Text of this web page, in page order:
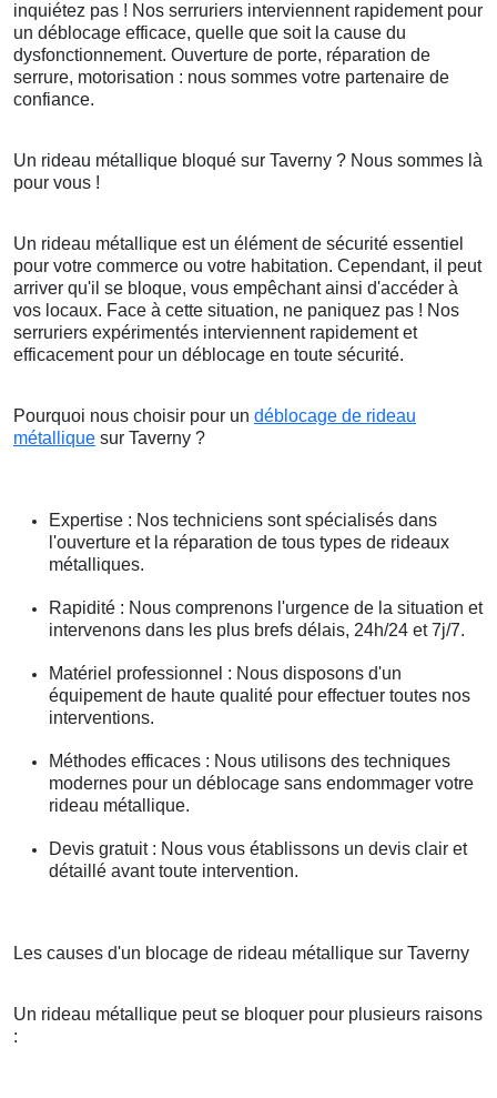
inquiétez pas ! Nos serruriers interviennent rapidement pour
un déblocage efficace, quelle que soit la cause du
dysfonctionnement. Ouverture de porte, réparation de
serrure, motorisation : nous sommes votre partenaire de
confiance.
Un rideau métallique bloqué sur Taverny ? Nous sommes là
pour vous !
Un rideau métallique est un élément de sécurité essentiel
pour votre commerce ou votre habitation. Cependant, il peut
arriver qu'il se bloque, vous empêchant ainsi d'accéder à
vos locaux. Face à cette situation, ne paniquez pas ! Nos
serruriers expérimentés interviennent rapidement et
efficacement pour un déblocage en toute sécurité.
Pourquoi nous choisir pour un déblocage de rideau
métallique sur Taverny ?
Expertise : Nos techniciens sont spécialisés dans
l'ouverture et la réparation de tous types de rideaux
métalliques.
Rapidité : Nous comprenons l'urgence de la situation et
intervenons dans les plus brefs délais, 24h/24 et 7j/7.
Matériel professionnel : Nous disposons d'un
équipement de haute qualité pour effectuer toutes nos
interventions.
Méthodes efficaces : Nous utilisons des techniques
modernes pour un déblocage sans endommager votre
rideau métallique.
Devis gratuit : Nous vous établissons un devis clair et
détaillé avant toute intervention.
Les causes d'un blocage de rideau métallique sur Taverny
Un rideau métallique peut se bloquer pour plusieurs raisons
: